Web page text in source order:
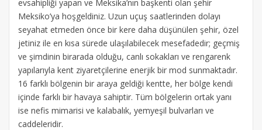
evsahipliği yapan ve Meksika’nın başkenti olan şehir
Meksiko’ya hoşgeldiniz. Uzun uçuş saatlerinden dolayı
seyahat etmeden önce bir kere daha düşünülen şehir, özel
jetiniz ile en kısa sürede ulaşılabilecek mesefadedir; geçmiş
ve şimdinin birarada olduğu, canlı sokakları ve rengarenk
yapılarıyla kent ziyaretçilerine enerjik bir mod sunmaktadır.
16 farklı bölgenin bir araya geldiği kentte, her bölge kendi
içinde farklı bir havaya sahiptir. Tüm bölgelerin ortak yanı
ise nefis mimarisi ve kalabalık, yemyeşil bulvarları ve
caddeleridir.